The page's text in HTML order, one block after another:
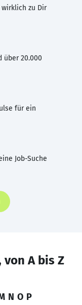
wirklich zu Dir
über 20.000
für ein
Job-Suche
von A bis Z
N O P